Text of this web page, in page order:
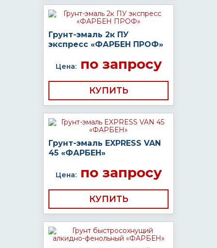
Грунт-эмаль 2к ПУ
экспресс «ФАРБЕН ПРОФ»
Цена:по запросу
КУПИТЬ
Грунт-эмаль EXPRESS VAN
45 «ФАРБЕН»
Цена:по запросу
КУПИТЬ